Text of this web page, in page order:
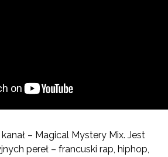
– Magical Mystery Mix. Jest
pereł – francuski rap, hiphop,